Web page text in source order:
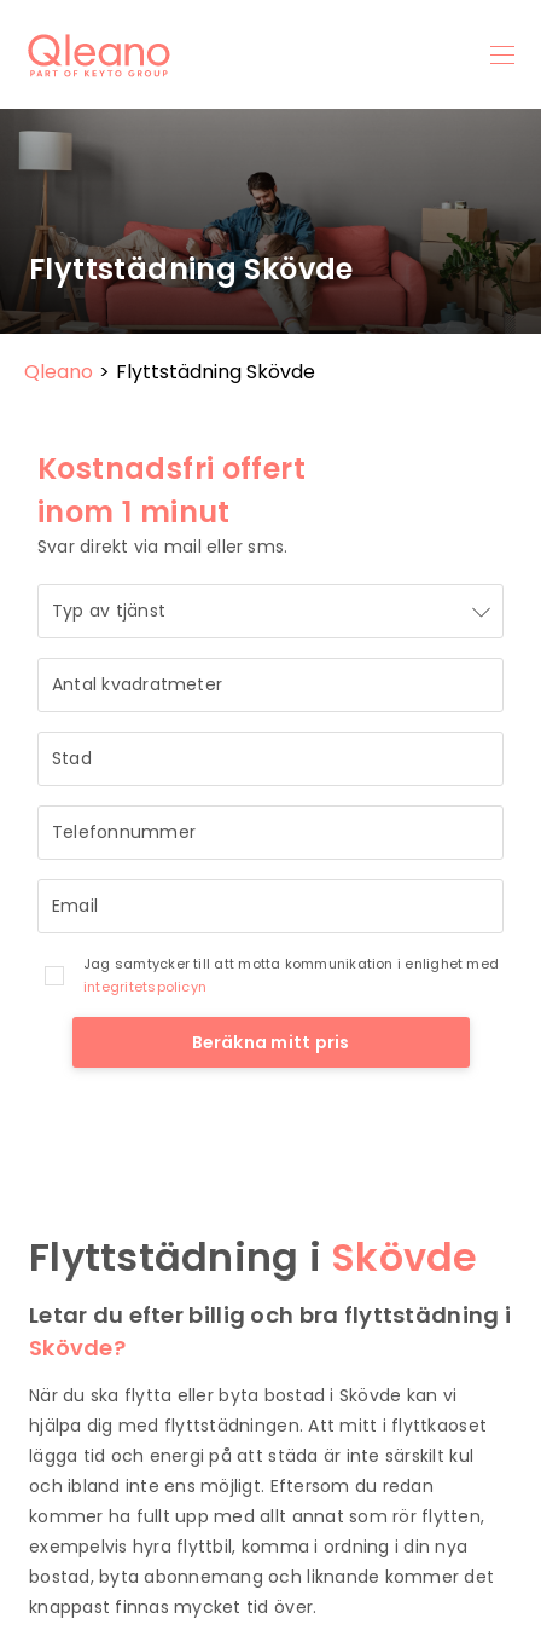
Flyttstädning Skövde
Qleano > Flyttstädning Skövde
Kostnadsfri offert
inom 1 minut
Svar direkt via mail eller sms.
Jag samtycker till att motta kommunikation i enlighet med
integritetspolicyn
Beräkna mitt pris
Flyttstädning i Skövde
Letar du efter billig och bra flyttstädning i
Skövde?
När du ska flytta eller byta bostad i Skövde kan vi
hjälpa dig med flyttstädningen. Att mitt i flyttkaoset
lägga tid och energi på att städa är inte särskilt kul
och ibland inte ens möjligt. Eftersom du redan
kommer ha fullt upp med allt annat som rör flytten,
exempelvis hyra flyttbil, komma i ordning i din nya
bostad, byta abonnemang och liknande kommer det
knappast finnas mycket tid över.